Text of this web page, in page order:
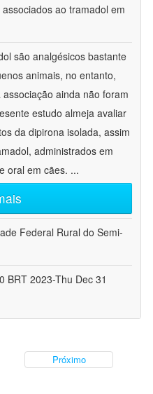
ao tramadol em
são analgésicos bastante
animais, no entanto,
ainda não foram
estudo almeja avaliar
da dipirona isolada, assim
administrados em
oral em cães. ...
Federal Rural do Semi-
BRT 2023-Thu Dec 31
Próximo